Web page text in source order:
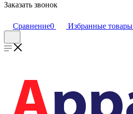
Заказать звонок
Сравнение0 Избранные товары